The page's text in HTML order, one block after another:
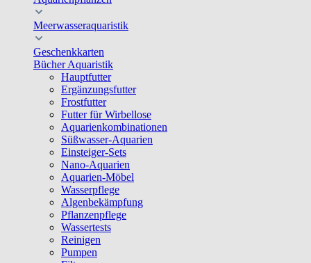
Meerwasseraquaristik
Geschenkkarten
Bücher Aquaristik
Hauptfutter
Ergänzungsfutter
Frostfutter
Futter für Wirbellose
Aquarienkombinationen
Süßwasser-Aquarien
Einsteiger-Sets
Nano-Aquarien
Aquarien-Möbel
Wasserpflege
Algenbekämpfung
Pflanzenpflege
Wassertests
Reinigen
Pumpen